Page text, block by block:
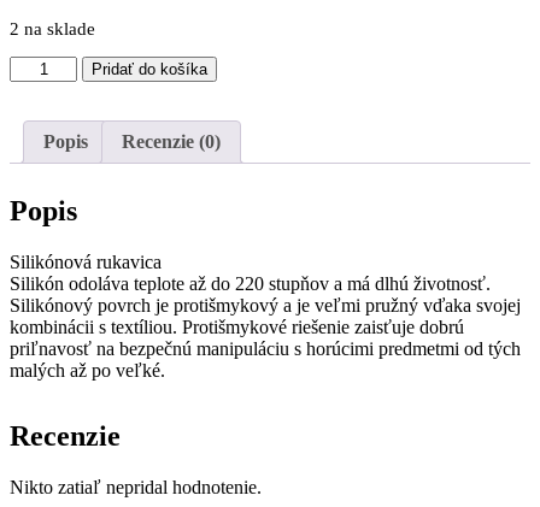
2 na sklade
množstvo
Silikónová
čierno-
ružová
Pridať do košíka
Popis Recenzie (0)
Popis
Silikónová rukavica
Silikón odoláva teplote až do 220 stupňov a má dlhú životnosť.
Silikónový povrch je protišmykový a je veľmi pružný vďaka svojej
kombinácii s textíliou. Protišmykové riešenie zaisťuje dobrú
priľnavosť na bezpečnú manipuláciu s horúcimi predmetmi od tých
malých až po veľké.
Recenzie
Nikto zatiaľ nepridal hodnotenie.